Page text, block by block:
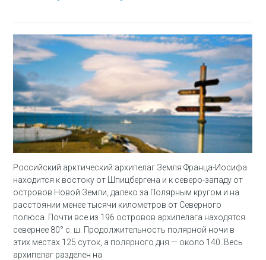
Российский арктический архипелаг Земля Франца-Иосифа
находится к востоку от Шпицбергена и к северо-западу от
островов Новой Земли, далеко за Полярным кругом и на
расстоянии менее тысячи километров от Северного
полюса. Почти все из 196 островов архипелага находятся
севернее 80° с. ш. Продолжительность полярной ночи в
этих местах 125 суток, а полярного дня — около 140. Весь
архипелаг разделен на